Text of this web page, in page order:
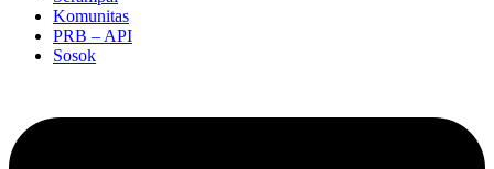
Komunitas
PRB – API
Sosok